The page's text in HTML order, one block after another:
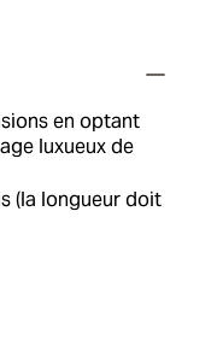
en optant
luxueux de
(la longueur doit